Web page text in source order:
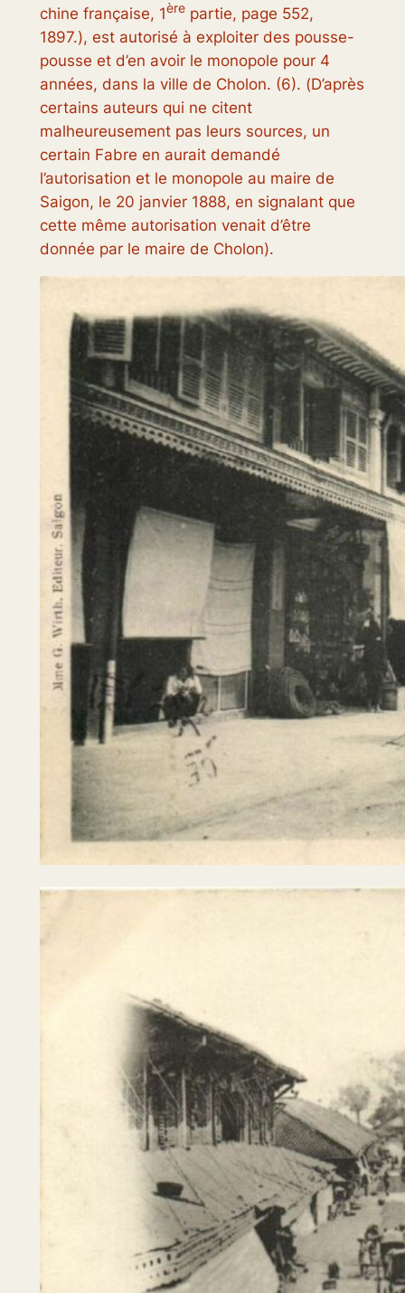
chine française, 1èrepartie, page 552,
1897.), est autorisé à exploiter des pousse-
pousse et d’en avoir le monopole pour 4
années, dans la ville de Cholon. (6). (D’après
certains auteurs qui ne citent
malheureusement pas leurs sources, un
certain Fabre en aurait demandé
l’autorisation et le monopole au maire de
Saigon, le 20 janvier 1888, en signalant que
cette même autorisation venait d’être
donnée par le maire de Cholon).